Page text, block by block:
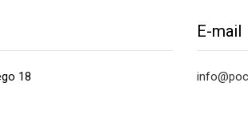
18
E-mail